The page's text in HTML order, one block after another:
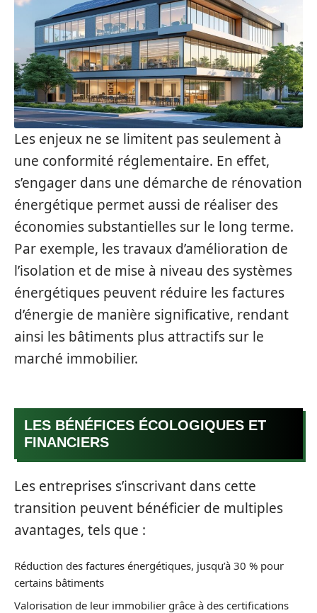
Les enjeux ne se limitent pas seulement à
une conformité réglementaire. En effet,
s’engager dans une démarche de rénovation
énergétique permet aussi de réaliser des
économies substantielles sur le long terme.
Par exemple, les travaux d’amélioration de
l’isolation et de mise à niveau des systèmes
énergétiques peuvent réduire les factures
d’énergie de manière significative, rendant
ainsi les bâtiments plus attractifs sur le
marché immobilier.
LES BÉNÉFICES ÉCOLOGIQUES ET
FINANCIERS
Les entreprises s’inscrivant dans cette
transition peuvent bénéficier de multiples
avantages, tels que :
Réduction des factures énergétiques, jusqu’à 30 % pour
certains bâtiments
Valorisation de leur immobilier grâce à des certifications